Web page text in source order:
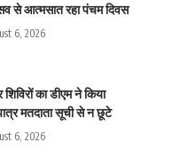
से आत्मसात रहा पंचम दिवस
6, 2026
का डीएम ने किया
मतदाता सूची से न छूटे
6, 2026